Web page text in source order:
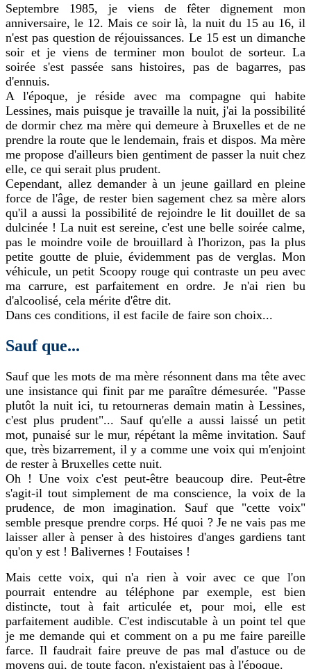
Septembre 1985, je viens de fêter dignement mon
anniversaire, le 12. Mais ce soir là, la nuit du 15 au 16, il
n'est pas question de réjouissances. Le 15 est un dimanche
soir et je viens de terminer mon boulot de sorteur. La
soirée s'est passée sans histoires, pas de bagarres, pas
d'ennuis.
A l'époque, je réside avec ma compagne qui habite
Lessines, mais puisque je travaille la nuit, j'ai la possibilité
de dormir chez ma mère qui demeure à Bruxelles et de ne
prendre la route que le lendemain, frais et dispos. Ma mère
me propose d'ailleurs bien gentiment de passer la nuit chez
elle, ce qui serait plus prudent.
Cependant, allez demander à un jeune gaillard en pleine
force de l'âge, de rester bien sagement chez sa mère alors
qu'il a aussi la possibilité de rejoindre le lit douillet de sa
dulcinée ! La nuit est sereine, c'est une belle soirée calme,
pas le moindre voile de brouillard à l'horizon, pas la plus
petite goutte de pluie, évidemment pas de verglas. Mon
véhicule, un petit Scoopy rouge qui contraste un peu avec
ma carrure, est parfaitement en ordre. Je n'ai rien bu
d'alcoolisé, cela mérite d'être dit.
Dans ces conditions, il est facile de faire son choix...
Sauf que...
Sauf que les mots de ma mère résonnent dans ma tête avec
une insistance qui finit par me paraître démesurée. "Passe
plutôt la nuit ici, tu retourneras demain matin à Lessines,
c'est plus prudent"... Sauf qu'elle a aussi laissé un petit
mot, punaisé sur le mur, répétant la même invitation. Sauf
que, très bizarrement, il y a comme une voix qui m'enjoint
de rester à Bruxelles cette nuit.
Oh ! Une voix c'est peut-être beaucoup dire. Peut-être
s'agit-il tout simplement de ma conscience, la voix de la
prudence, de mon imagination. Sauf que "cette voix"
semble presque prendre corps. Hé quoi ? Je ne vais pas me
laisser aller à penser à des histoires d'anges gardiens tant
qu'on y est ! Balivernes ! Foutaises !
Mais cette voix, qui n'a rien à voir avec ce que l'on
pourrait entendre au téléphone par exemple, est bien
distincte, tout à fait articulée et, pour moi, elle est
parfaitement audible. C'est indiscutable à un point tel que
je me demande qui et comment on a pu me faire pareille
farce. Il faudrait faire preuve de pas mal d'astuce ou de
moyens qui, de toute façon, n'existaient pas à l'époque.